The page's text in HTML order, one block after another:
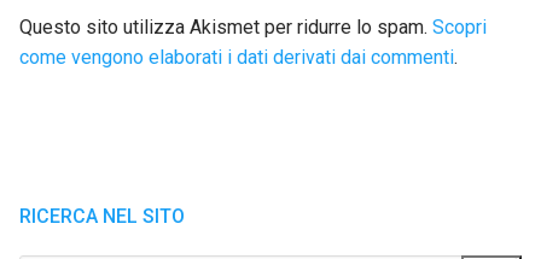
Questo sito utilizza Akismet per ridurre lo spam. Scopri
come vengono elaborati i dati derivati dai commenti.
RICERCA NEL SITO